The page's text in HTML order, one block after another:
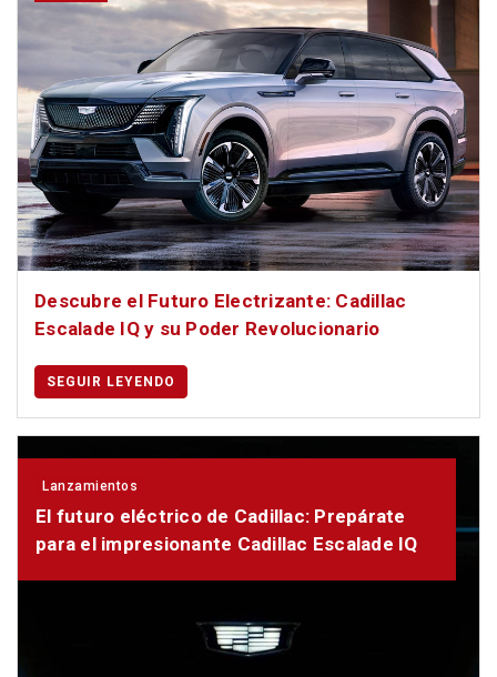
Descubre el Futuro Electrizante: Cadillac
Escalade IQ y su Poder Revolucionario
SEGUIR LEYENDO
Lanzamientos
El futuro eléctrico de Cadillac: Prepárate
para el impresionante Cadillac Escalade IQ